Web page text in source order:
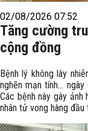
02/08/2026 07:52
Tăng cường
cộng đồng
Bệnh lý không lây
nghẽn mạn tính…
Các bệnh này gây
nhân tử vong hàng